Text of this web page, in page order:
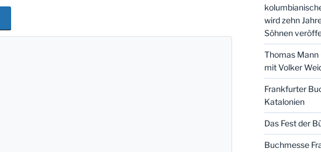
wird zehn
Söhnen
Thomas Mann
mit Volker
Frankfurter
Katalonien
Das Fest der
Buchmesse